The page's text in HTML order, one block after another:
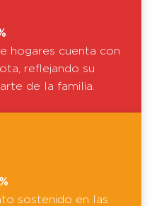
hogares cuenta con
reflejando su
de la familia.
sostenido en las